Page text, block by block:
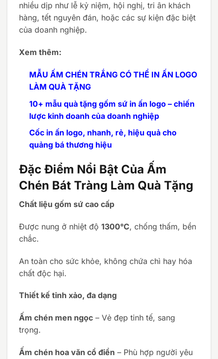
nhiều dịp như lễ kỷ niệm, hội nghị, tri ân khách
hàng, tết nguyên đán, hoặc các sự kiện đặc biệt
của doanh nghiệp.
Xem thêm:
MẪU ẤM CHÉN TRẮNG CÓ THỂ IN ẤN LOGO
LÀM QUÀ TẶNG
10+ mẫu quà tặng gốm sứ in ấn logo – chiến
lược kinh doanh của doanh nghiệp
Cốc in ấn logo, nhanh, rẻ, hiệu quả cho
quảng bá thương hiệu
Đặc Điểm Nổi Bật Của Ấm
Chén Bát Tràng Làm Quà Tặng
Chất liệu gốm sứ cao cấp
Được nung ở nhiệt độ 1300°C, chống thấm, bền
chắc.
An toàn cho sức khỏe, không chứa chì hay hóa
chất độc hại.
Thiết kế tinh xảo, đa dạng
Ấm chén men ngọc – Vẻ đẹp tinh tế, sang
trọng.
Ấm chén hoa văn cổ điển – Phù hợp người yêu